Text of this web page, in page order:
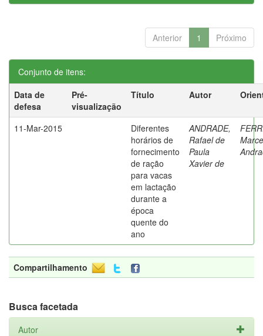
Anterior 1 Próximo
Conjunto de itens:
Data de
defesa
Pré-
visualização
Título Autor
11-Mar-2015
Diferentes
horários de
fornecimento
de ração
para vacas
em lactação
durante a
época
quente do
ano
ANDRADE,
Rafael de
Paula
Xavier de
Compartilhamento
Busca facetada
Autor